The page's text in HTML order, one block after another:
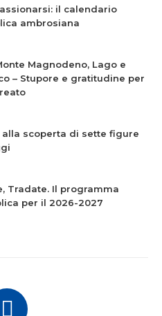
il calendario
ambrosiana
Magnodeno, Lago e
– Stupore e gratitudine per
alla scoperta di sette figure
Tradate. Il programma
per il 2026-2027